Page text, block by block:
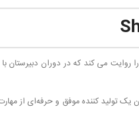
می کند که در دوران دبیرستان با
تولید کننده موفق و حرفه‌ای از